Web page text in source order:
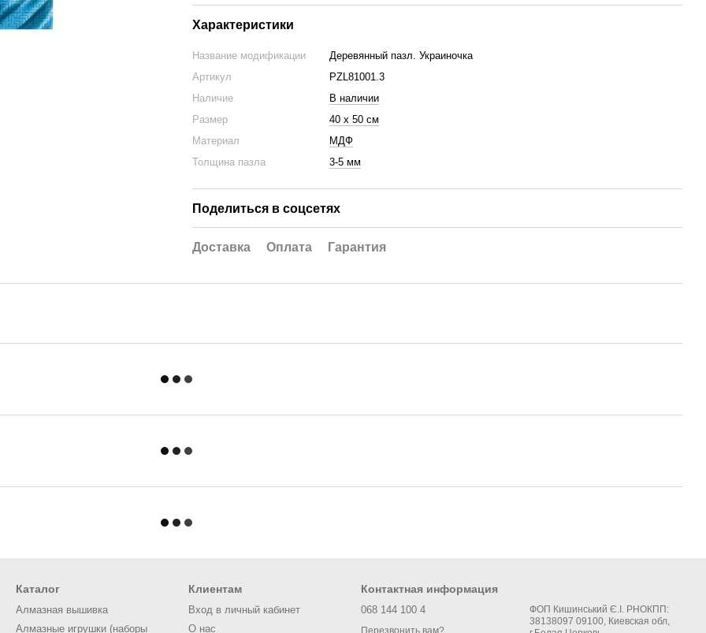
Характеристики
Название модификации
Деревянный пазл. Украиночка
Артикул
PZL81001.3
Наличие
В наличии
Размер
40 x 50 см
Материал
МДФ
Толщина пазла
3-5 мм
Поделиться в соцсетях
Доставка Оплата Гарантия
Каталог
Алмазная вышивка
Алмазные игрушки (наборы
Клиентам
Вход в личный кабинет
О нас
Контактная информация
068 144 100 4
ФОП Кишинський Є.І. РНОКПП:
38138097 09100, Киевская обл,